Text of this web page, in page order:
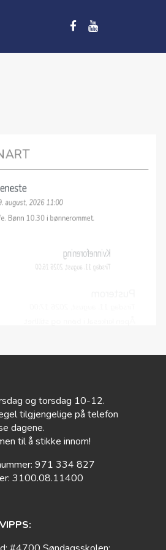
2026 11:00
10.30 i bønnerommet.
august, 2026 16:00
og torsdag 10-12.
tilgjengelige på telefon
dagene.
til å stikke innom!
971 334 827
3100.08.11400
VIPPS: